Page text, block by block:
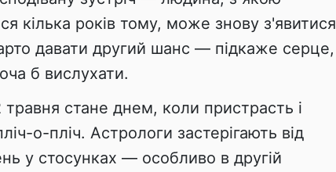
кілька років тому, може знову з'явитися
давати другий шанс — підкаже серце,
б вислухати.
травня стане днем, коли пристрасть і
о-пліч. Астрологи застерігають від
у стосунках — особливо в другій